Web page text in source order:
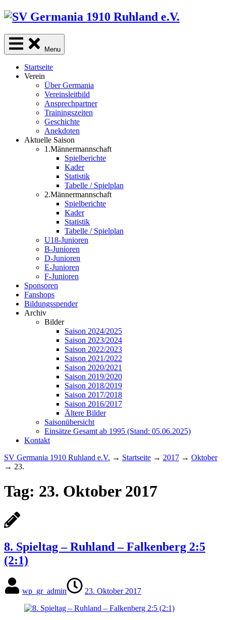
Skip
content
Menu
Startseite
Verein
Über Germania
Vereinsleitbild
Ansprechpartner
Trainingszeiten
Geschichte
Anekdoten
Aktuelle Saison
1.Männermannschaft
Spielberichte
Kader
Statistik
Tabelle / Spielplan
2.Männermannschaft
Spielberichte
Kader
Statistik
Tabelle / Spielplan
U18-Junioren
B-Junioren
D-Junioren
E-Junioren
F-Junioren
Sponsoren
Fanshops
Bildungsspender
Archiv
Bilder
Saison 2024/2025
Saison 2023/2024
Saison 2022/2023
Saison 2021/2022
Saison 2020/2021
Saison 2019/2020
Saison 2018/2019
Saison 2017/2018
Saison 2016/2017
Ältere Bilder
Saisonübersicht
Einsätze Gesamt ab 1995 (Stand: 05.06.2025)
Kontakt
SV Germania 1910 Ruhland e.V. → Startseite → 2017 → Oktober
→ 23.
Tag: 23. Oktober 2017
8. Spieltag – Ruhland – Falkenberg 2:5
(2:1)
wp_gr_admin 23. Oktober 2017